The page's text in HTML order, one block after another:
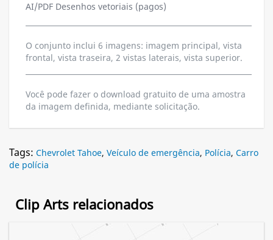
AI/PDF Desenhos vetoriais (pagos)
O conjunto inclui 6 imagens: imagem principal, vista
frontal, vista traseira, 2 vistas laterais, vista superior.
Você pode fazer o download gratuito de uma amostra
da imagem definida, mediante solicitação.
Tags: Chevrolet Tahoe, Veículo de emergência, Polícia, Carro
de polícia
Clip Arts relacionados